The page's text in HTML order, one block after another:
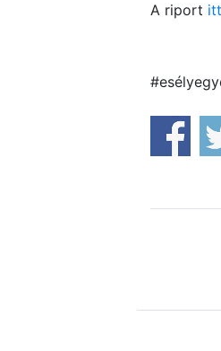
A riport itt